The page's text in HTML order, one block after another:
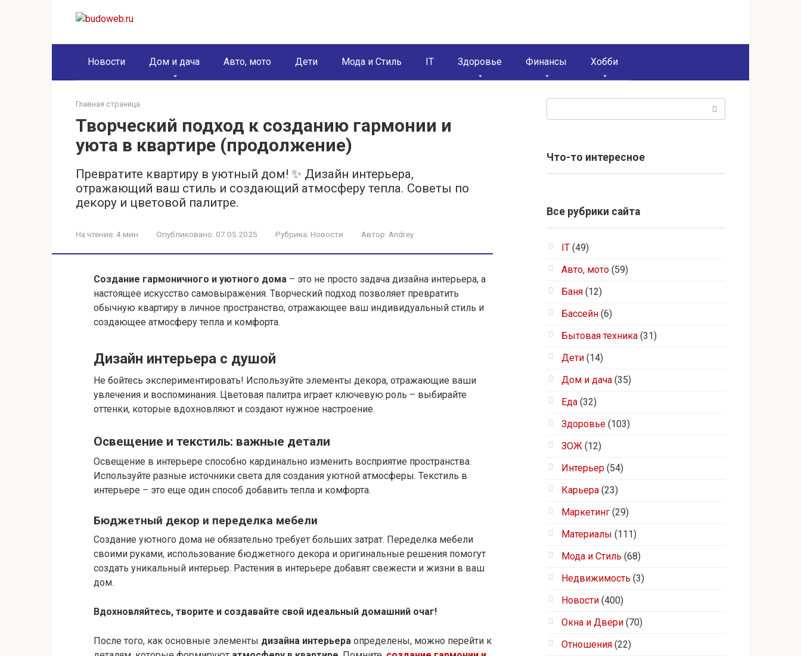
Новости Дом и дача Авто, мото Дети Мода и Стиль IT Здоровье Финансы Хобби
Главная страница
Творческий подход к созданию гармонии и
уюта в квартире (продолжение)
Превратите квартиру в уютный дом! ✨ Дизайн интерьера,
отражающий ваш стиль и создающий атмосферу тепла. Советы по
декору и цветовой палитре.
На чтение: 4 мин Опубликовано: 07.05.2025 Рубрика: Новости Автор: Andrey
Создание гармоничного и уютного дома – это не просто задача дизайна интерьера, а
настоящее искусство самовыражения. Творческий подход позволяет превратить
обычную квартиру в личное пространство, отражающее ваш индивидуальный стиль и
создающее атмосферу тепла и комфорта.
Дизайн интерьера с душой
Не бойтесь экспериментировать! Используйте элементы декора, отражающие ваши
увлечения и воспоминания. Цветовая палитра играет ключевую роль – выбирайте
оттенки, которые вдохновляют и создают нужное настроение.
Освещение и текстиль: важные детали
Освещение в интерьере способно кардинально изменить восприятие пространства.
Используйте разные источники света для создания уютной атмосферы. Текстиль в
интерьере – это еще один способ добавить тепла и комфорта.
Бюджетный декор и переделка мебели
Создание уютного дома не обязательно требует больших затрат. Переделка мебели
своими руками, использование бюджетного декора и оригинальные решения помогут
создать уникальный интерьер. Растения в интерьере добавят свежести и жизни в ваш
дом.
Вдохновляйтесь, творите и создавайте свой идеальный домашний очаг!
После того, как основные элементы дизайна интерьера определены, можно перейти к
Что-то интересное
Все рубрики сайта
IT (49)
Авто, мото (59)
Баня (12)
Бассейн (6)
Бытовая техника (31)
Дети (14)
Дом и дача (35)
Еда (32)
Здоровье (103)
ЗОЖ (12)
Интерьер (54)
Карьера (23)
Маркетинг (29)
Материалы (111)
Мода и Стиль (68)
Недвижимость (3)
Новости (400)
Окна и Двери (70)
Отношения (22)